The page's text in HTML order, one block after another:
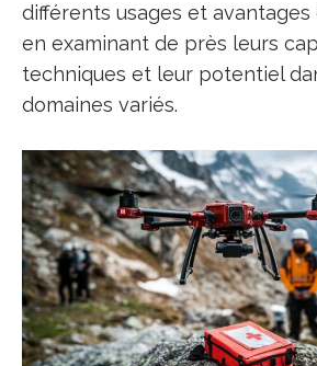
différents usages et avantages
en examinant de près leurs
techniques et leur potentiel
domaines variés.